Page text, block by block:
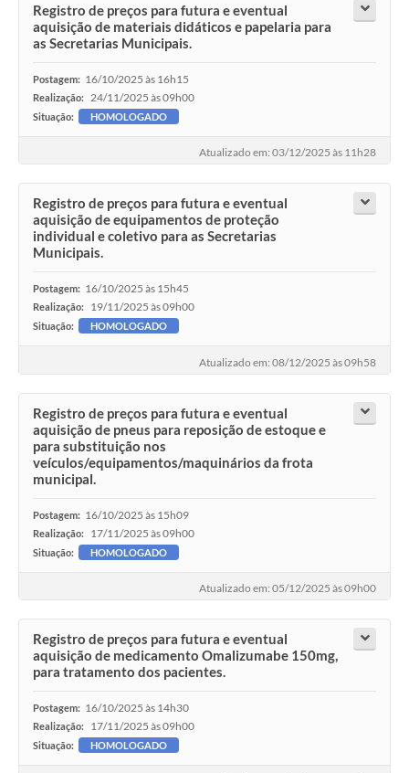
Registro de preços para futura e eventual
aquisição de materiais didáticos e papelaria para
as Secretarias Municipais.
Postagem: 16/10/2025 às 16h15
Realização: 24/11/2025 às 09h00
Situação: HOMOLOGADO
Atualizado em: 03/12/2025 às 11h28
Registro de preços para futura e eventual
aquisição de equipamentos de proteção
individual e coletivo para as Secretarias
Municipais.
Postagem: 16/10/2025 às 15h45
Realização: 19/11/2025 às 09h00
Situação: HOMOLOGADO
Atualizado em: 08/12/2025 às 09h58
Registro de preços para futura e eventual
aquisição de pneus para reposição de estoque e
para substituição nos
veículos/equipamentos/maquinários da frota
municipal.
Postagem: 16/10/2025 às 15h09
Realização: 17/11/2025 às 09h00
Situação: HOMOLOGADO
Atualizado em: 05/12/2025 às 09h00
Registro de preços para futura e eventual
aquisição de medicamento Omalizumabe 150mg,
para tratamento dos pacientes.
Postagem: 16/10/2025 às 14h30
Realização: 17/11/2025 às 09h00
Situação: HOMOLOGADO